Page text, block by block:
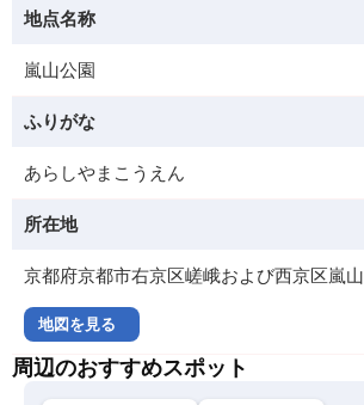
地点名称
嵐山公園
ふりがな
あらしやまこうえん
所在地
京都府京都市右京区嵯峨および西京区嵐山
地図を見る
周辺のおすすめスポット